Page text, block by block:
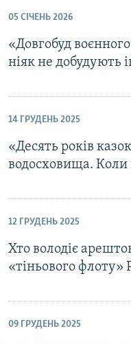
05 СІЧЕНЬ 2026
«Довгобуд
ніяк не добудують
14 ГРУДЕНЬ 2025
«Десять років
водосховища. Коли
12 ГРУДЕНЬ 2025
Хто володіє
«тіньового флоту»
09 ГРУДЕНЬ 2025